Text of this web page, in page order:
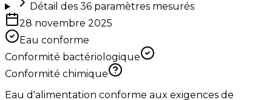
Détail des 36paramètres mesurés
28 novembre 2025
Eau conforme
Conformité bactériologique
Conformité chimique
Eau d'alimentation conforme aux exigences de